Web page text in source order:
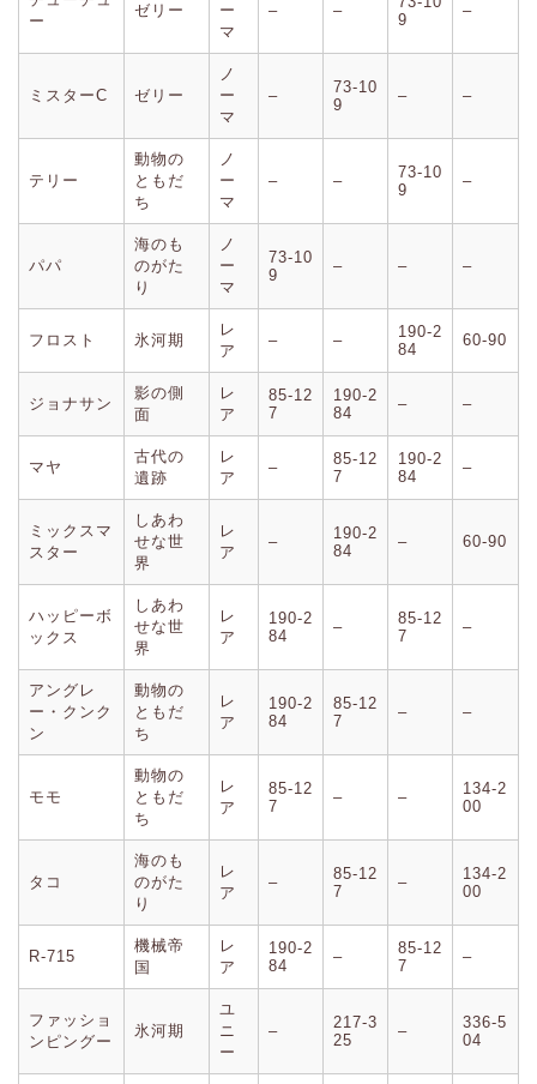
ー
ゼリー
ー
マ
– –
9
–
ミスターC ゼリー
ノ
ー
マ
–
73-10
9
– –
テリー
動物の
ともだ
ち
ノ
ー
マ
– –
73-10
9
–
パパ
海のも
のがた
り
ノ
ー
マ
73-10
9
– – –
フロスト 氷河期
レ
ア
– –
190-2
84
60-90
ジョナサン
影の側
面
レ
ア
85-12
7
190-2
84
– –
マヤ
古代の
遺跡
レ
ア
–
85-12
7
190-2
84
–
ミックスマ
スター
しあわ
せな世
界
レ
ア
–
190-2
84
– 60-90
ハッピーボ
ックス
しあわ
せな世
界
レ
ア
190-2
84
–
85-12
7
–
アングレ
ー・クンク
ン
動物の
ともだ
ち
レ
ア
190-2
84
85-12
7
– –
モモ
動物の
ともだ
ち
レ
ア
85-12
7
– –
134-2
00
タコ
海のも
のがた
り
レ
ア
–
85-12
7
–
134-2
00
R-715
機械帝
国
レ
ア
190-2
84
–
85-12
7
–
ファッショ
ンピングー
氷河期
ユ
ニ
ー
–
217-3
25
–
336-5
04